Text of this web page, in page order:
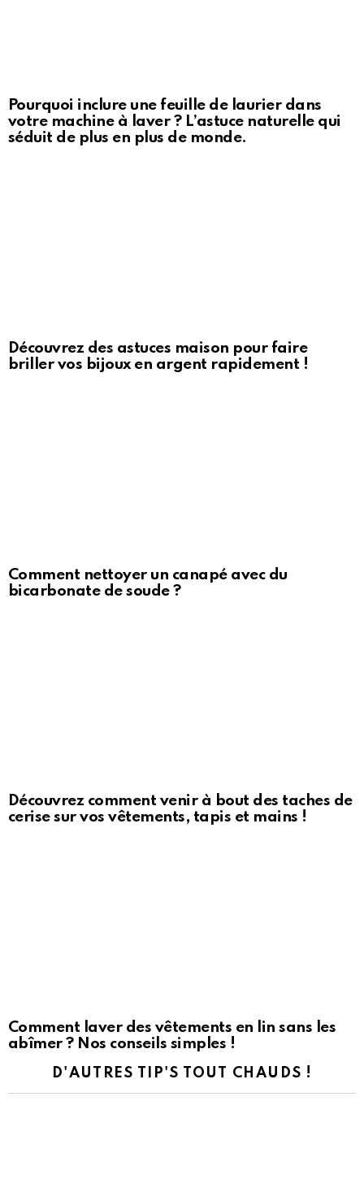
Pourquoi inclure une feuille de laurier dans
votre machine à laver ? L’astuce naturelle qui
séduit de plus en plus de monde.
Découvrez des astuces maison pour faire
briller vos bijoux en argent rapidement !
Comment nettoyer un canapé avec du
bicarbonate de soude ?
Découvrez comment venir à bout des taches de
cerise sur vos vêtements, tapis et mains !
Comment laver des vêtements en lin sans les
abîmer ? Nos conseils simples !
D'AUTRES TIP'S TOUT CHAUDS !